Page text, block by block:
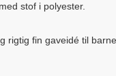
stof i polyester.
rigtig fin gaveidé til